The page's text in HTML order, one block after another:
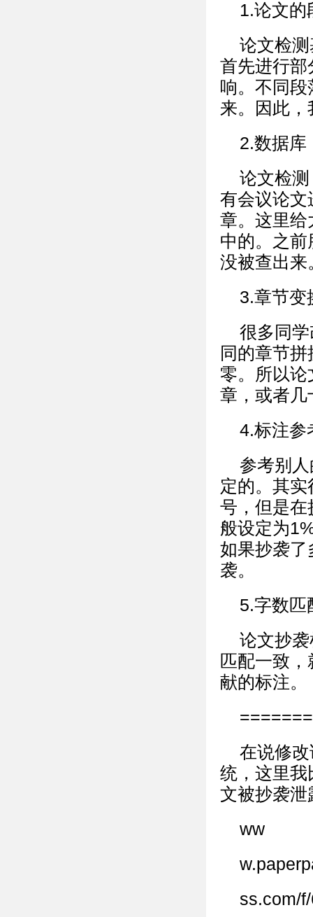
1.论文的
论文检
首先进行部
响。不同
来。因此
2.数据库
论文检
有会议论文
章。这里给
中的。之
没被查出来
3.章节变
很多同
同的章节
零。所以
章，或者几
4.标注参
参考别
定的。其
号，但是在
般设定为
如果抄袭了
袭。
5.字数匹
论文抄
匹配一致
献的标注。
在说修
统，这里我
文被抄袭泄
ww
ss.com/